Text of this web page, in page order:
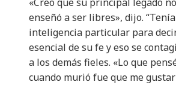
enseñó a ser libres», dijo.
inteligencia particular para
esencial de su fe y eso se
a los demás fieles. «Lo que
cuando murió fue que me